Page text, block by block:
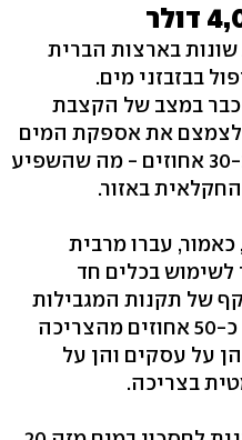
בארצות הברית
בבזבזני מים.
כבר במצב של הקצבת
מים, החלה בספטמבר 2008 לצמצם את אספקת המים
שלה לחקלאים בשיעור של כ-30 אחוזים - מה שהשפיע
באזור.
עברו מרבית
לשימוש בכלים חד
של תקנות המגבילות
את צריכת המים בשיעור של כ-50 אחוזים מהצריכה
על עסקים והן על
בצריכה.